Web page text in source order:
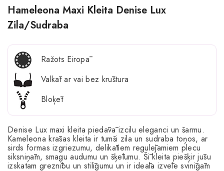
Hameleona Maxi Kleita Denise Lux
Zila/sudraba
Ražots Eiropā
Valkāt ar vai bez krūštura
Bloķēt
Denise Lux maxi kleita piedāvā izcilu eleganci un šarmu.
Kameleona krāsas kleita ir tumši zila un sudraba toņos, ar
sirds formas izgriezumu, delikātiem regulējamiem plecu
siksniņām, smagu audumu un šķēlumu. Šī kleita piešķir jūsu
izskatam greznību un stilīgumu un ir ideāla izvēle svinīgām